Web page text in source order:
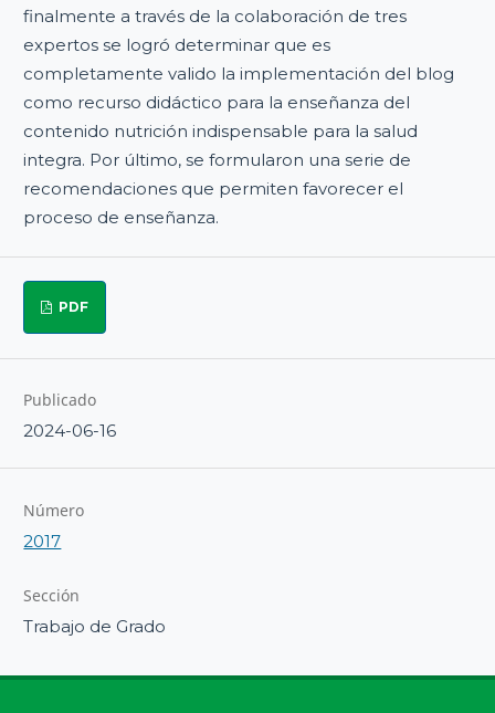
finalmente a través de la colaboración de tres
expertos se logró determinar que es
completamente valido la implementación del blog
como recurso didáctico para la enseñanza del
contenido nutrición indispensable para la salud
integra. Por último, se formularon una serie de
recomendaciones que permiten favorecer el
proceso de enseñanza.
PDF
Publicado
2024-06-16
Número
2017
Sección
Trabajo de Grado